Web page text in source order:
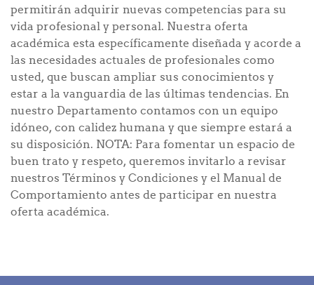
permitirán adquirir nuevas competencias para su
vida profesional y personal. Nuestra oferta
académica esta específicamente diseñada y acorde a
las necesidades actuales de profesionales como
usted, que buscan ampliar sus conocimientos y
estar a la vanguardia de las últimas tendencias. En
nuestro Departamento contamos con un equipo
idóneo, con calidez humana y que siempre estará a
su disposición. NOTA: Para fomentar un espacio de
buen trato y respeto, queremos invitarlo a revisar
nuestros Términos y Condiciones y el Manual de
Comportamiento antes de participar en nuestra
oferta académica.